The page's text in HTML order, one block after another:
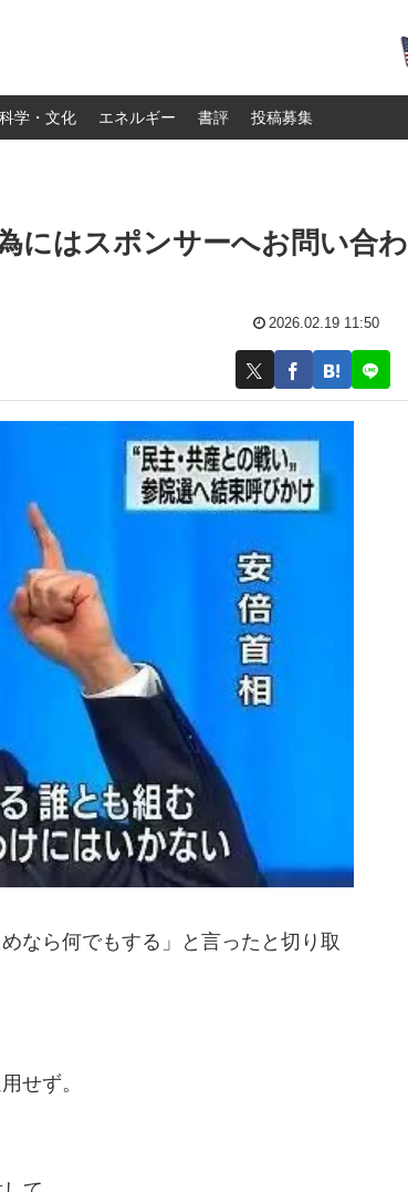
科学・文化 エネルギー 書評 投稿募集
にはスポンサーへお問い合わ
2026.02.19 11:50
なら何でもする」と言ったと切り取
せず。